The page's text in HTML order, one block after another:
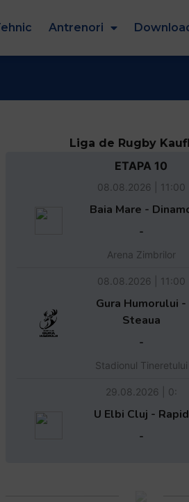
Antrenori
Liga de Rugby
ETAPA 10
08.08.2026 | 11:00
Baia Mare -
-
Arena Zimbrilor
08.08.2026 | 11:00
Gura Humorului -
Steaua
-
Stadionul Tineretului
29.08.2026 | 0:
U Elbi Cluj - Rapid
-